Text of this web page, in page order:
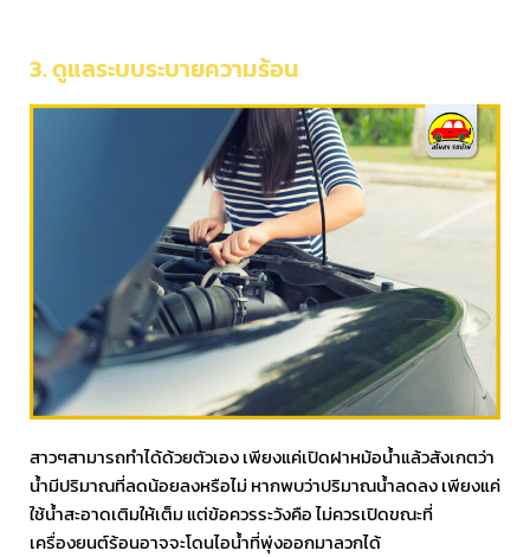
3. ดูแลระบบระบายความร้อน
สาวๆสามารถทำได้ด้วยตัวเอง เพียงแค่เปิดฝาหม้อน้ำแล้วสังเกตว่า
น้ำมีปริมาณที่ลดน้อยลงหรือไม่ หากพบว่าปริมาณน้ำลดลง เพียงแค่
ใช้น้ำสะอาดเติมให้เต็ม แต่ข้อควรระวังคือ ไม่ควรเปิดขณะที่
เครื่องยนต์ร้อนอาจจะโดนไอน้ำที่พุ่งออกมาลวกได้